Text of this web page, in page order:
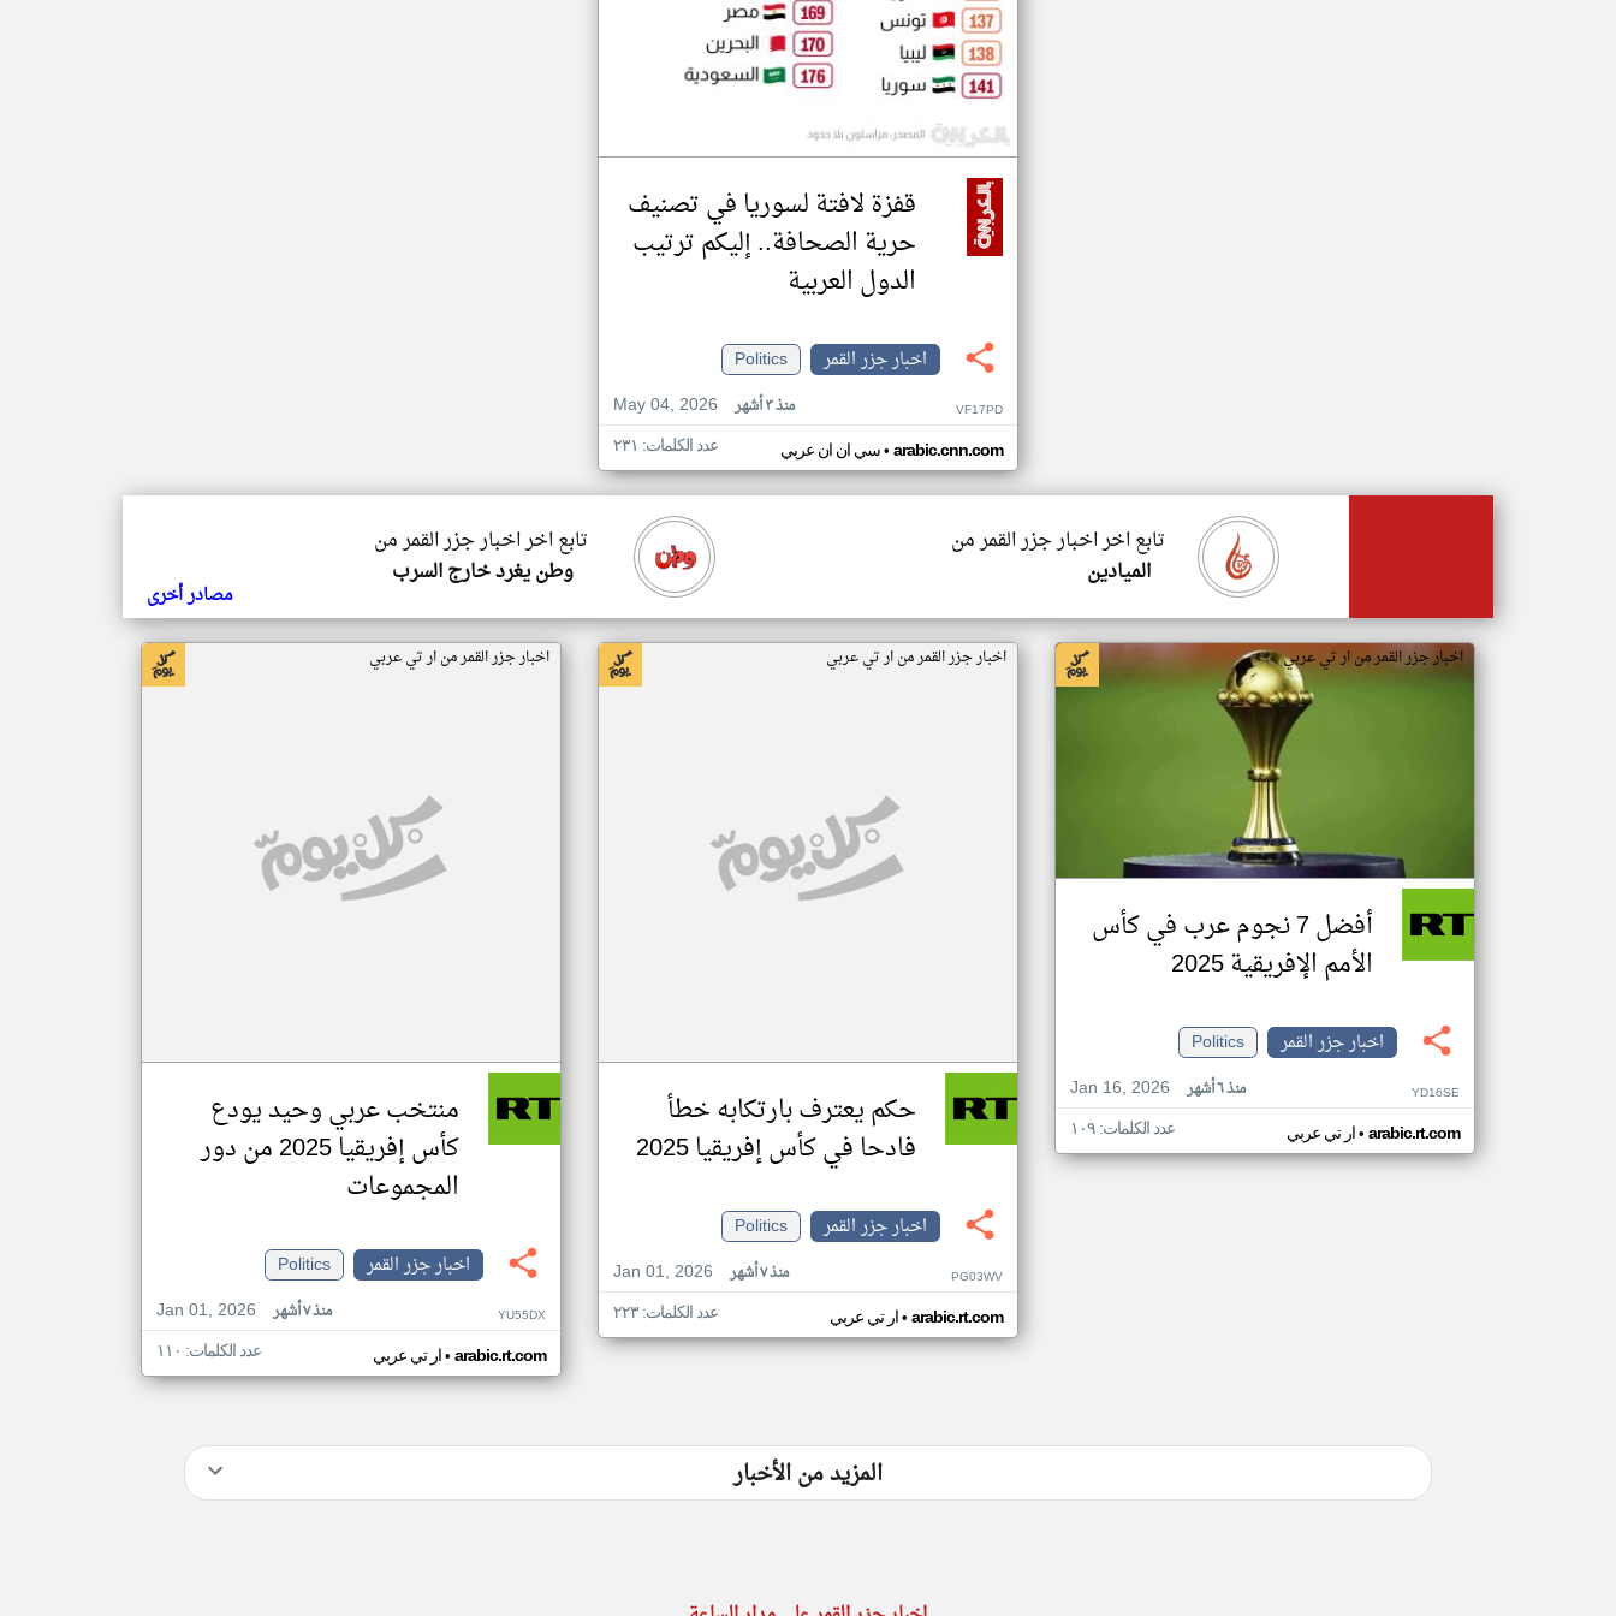
قفزة لافتة لسوريا في تصنيف
حرية الصحافة.. إليكم ترتيب
الدول العربية
اخبار جزر القمر
Politics
May 04, 2026
منذ ٣ أشهر VF17PD
سي ان ان عربي• arabic.cnn.com عدد الكلمات: ٢٣١
تابع اخر اخبار جزر القمر من
وطن يغرد خارج السرب
تابع اخر اخبار جزر القمر من
الميادين
مصادر أخرى
اخبار جزر القمر من ار تي عربي
أفضل 7 نجوم عرب في كأس
الأمم الإفريقية 2025
اخبار جزر القمر
Politics
Jan 16, 2026
منذ ٦ أشهر YD16SE
ار تي عربي• arabic.rt.com عدد الكلمات: ١٠٩
اخبار جزر القمر من ار تي عربي
حكم يعترف بارتكابه خطأ
فادحا في كأس إفريقيا 2025
اخبار جزر القمر
Politics
Jan 01, 2026
منذ ٧ أشهر PG03WV
ار تي عربي• arabic.rt.com عدد الكلمات: ٢٢٣
اخبار جزر القمر من ار تي عربي
منتخب عربي وحيد يودع
كأس إفريقيا 2025 من دور
المجموعات
اخبار جزر القمر
Politics
Jan 01, 2026
منذ ٧ أشهر YU55DX
ار تي عربي• arabic.rt.com عدد الكلمات: ١١٠
المزيد من الأخبار